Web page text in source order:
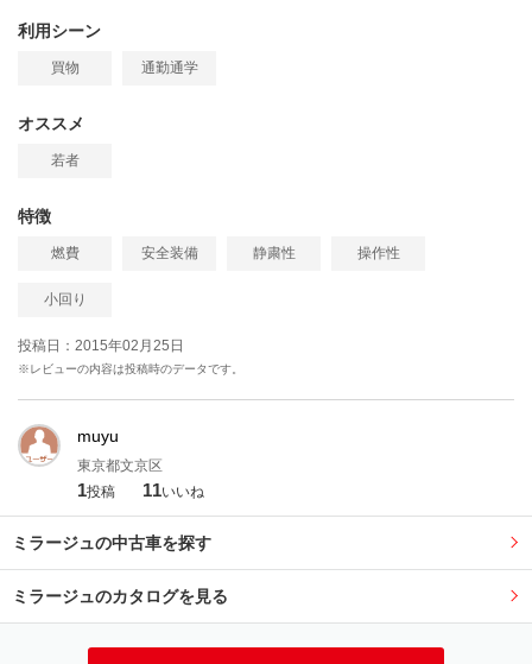
利用シーン
買物 通勤通学
オススメ
若者
特徴
燃費 安全装備 静粛性 操作性
小回り
投稿日：2015年02月25日
※レビューの内容は投稿時のデータです。
muyu
東京都文京区
1投稿 11いいね
ミラージュの中古車を探す
ミラージュのカタログを見る